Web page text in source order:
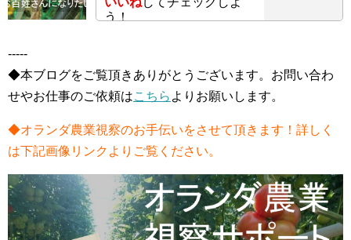
う！
-----
◆本ブログをご覧頂きありがとうございます。お問い合わ
せやお仕事のご依頼はこちら よりお願いします。
◆オランダ農業視察のお手伝いをさせて頂きます！詳しく
は下記画像リンクよりご覧ください。